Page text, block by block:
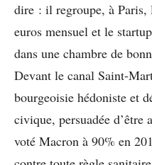
dire : il regroupe, à
euros mensuel et le
dans une chambre de
Devant le canal Saint-
bourgeoisie hédoniste et
civique, persuadée d’être
voté Macron à 90% en